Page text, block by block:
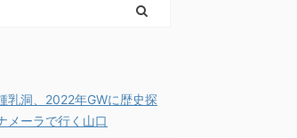
乳洞、2022年GWに歴史探
メーラで行く山口